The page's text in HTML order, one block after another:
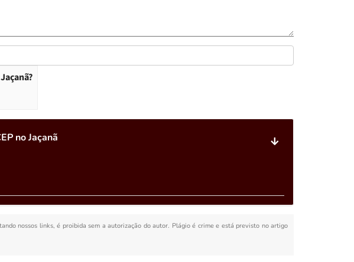
no Jaçanã
nossos links, é proibida sem a autorização do autor. Plágio é crime e está previsto no artigo